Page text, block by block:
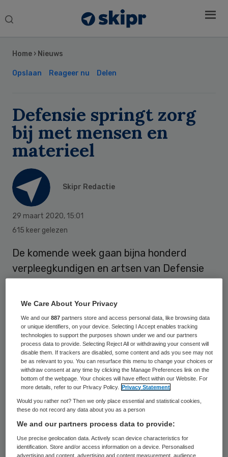
Search
Home › Nieuws
Opslaan Reageer nu Delen
Defensie springt zorg
bij met mensen en
materieel
Skipr Redactie
29 maart 2020, 15:01
615 keer gelezen
De komende week gaan bijna honderd
verpleegkundigen en artsen van Defensie
tekort aan personeel op de intensive care-
afdelingen door de coronacrisis. Ook stelt
Defensie 65 beademingsapparaten
beschikbaar.
De tien militaire artsen en 85
verpleegkundigen gaan werken in negen
ziekenhuizen, zei Rob Bauer, de hoogste
militair, in WNL op Zondag.
Sidebar
We Care About Your Privacy
We and our887 partners store and access personal data, like browsing data
or unique identifiers, on your device. Selecting I Accept enables tracking
technologies to support the purposes shown under we and our partners
process data to provide. Selecting Reject All or withdrawing your consent will
disable them. If trackers are disabled, some content and ads you see may not
be as relevant to you. You can resurface this menu to change your choices or
withdraw consent at any time by clicking the Manage Preferences link on the
bottom of the webpage. Your choices will have effect within our Website. For
more details, refer to our Privacy Policy.
Privacy Statement
Would you rather not? Then we only place essential and statistical cookies,
these do not record any data about you as a person
We and our partners process data to provide:
Use precise geolocation data. Actively scan device characteristics for
identification. Store and/or access information on a device. Personalised
advertising and content, advertising and content measurement, audience